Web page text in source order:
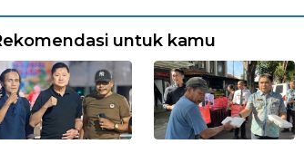
untuk kamu